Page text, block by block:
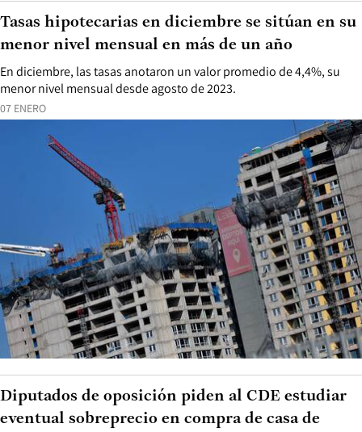
07 ENERO
En diciembre, las tasas anotaron un valor promedio de 4,4%, su
menor nivel mensual desde agosto de 2023.
Tasas hipotecarias en diciembre se sitúan en su
menor nivel mensual en más de un año
Diputados de oposición piden al CDE estudiar
eventual sobreprecio en compra de casa de